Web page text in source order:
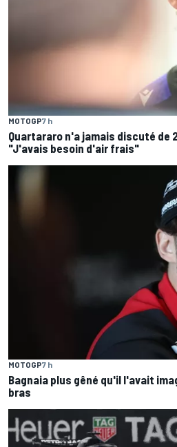
MOTOGP7 h
Quartararo n'a jamais discuté de
"J'avais besoin d'air frais"
MOTOGP7 h
Bagnaia plus gêné qu'il l'avait
bras